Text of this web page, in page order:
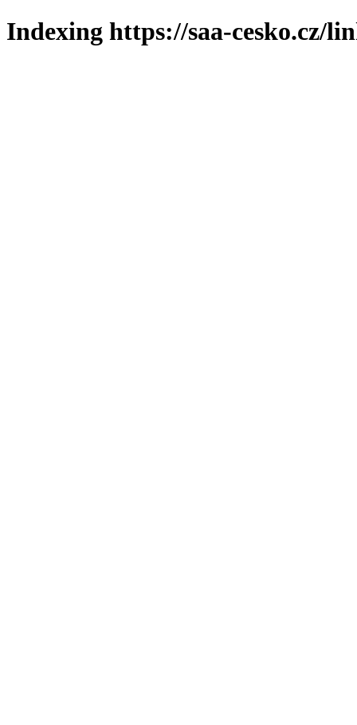
Indexing https://saa-cesko.cz/